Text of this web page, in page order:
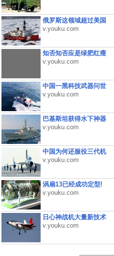
俄罗斯这领域超过美国
v.youku.com
知否知否应是绿肥红瘦
v.youku.com
中国一黑科技武器问世
v.youku.com
巴基斯坦获得水下神器
v.youku.com
中国为何还服役三代机
v.youku.com
涡扇13已经成功定型!
v.youku.com
日心神战机大量新技术
v.youku.com